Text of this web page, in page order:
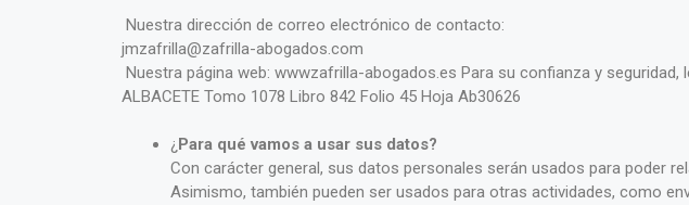
Nuestra dirección de correo electrónico de contacto:
jmzafrilla@zafrilla-abogados.com
Nuestra página web: wwwzafrilla-abogados.es Para su confianza y
ALBACETE Tomo 1078 Libro 842 Folio 45 Hoja Ab30626
¿ Para qué vamos a usar sus datos?
Con carácter general, sus datos personales serán usados para poder
Asimismo, también pueden ser usados para otras actividades, como